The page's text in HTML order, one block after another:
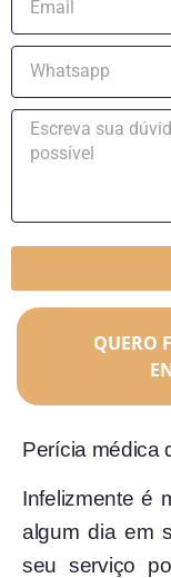
QUERO
Perícia médica
Infelizmente é
algum dia em
seu serviço